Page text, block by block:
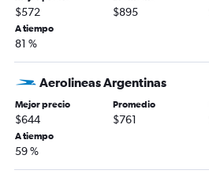
$572 $895
A tiempo
81 %
Aerolineas Argentinas
Mejor precio
$644
Promedio
$761
A tiempo
59 %